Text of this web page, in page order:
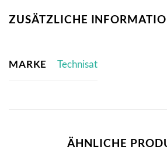
ZUSÄTZLICHE
MARKE Technisat
ÄHNLICHE